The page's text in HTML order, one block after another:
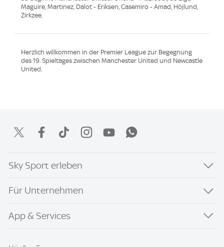
Maguire, Martinez, Dalot - Eriksen, Casemiro - Amad, Höjlund,
Zirkzee.
Herzlich willkommen in der Premier League zur Begegnung
des 19. Spieltages zwischen Manchester United und Newcastle
United.
Sky Sport erleben
Für Unternehmen
App & Services